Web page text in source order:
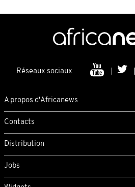
Réseaux sociaux
A propos d'Africanews
Contacts
Distribution
Jobs